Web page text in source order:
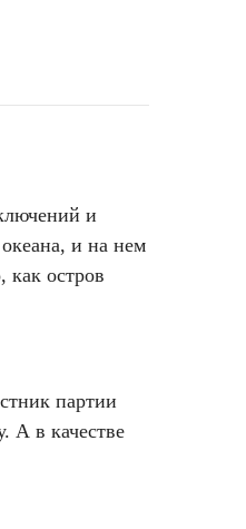
и
и на нем
как остров
партии
А в качестве